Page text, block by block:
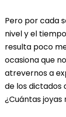
Pero por cada
nivel y el
resulta poco
ocasiona que
atrevernos a
de los dictados
¿Cuántas